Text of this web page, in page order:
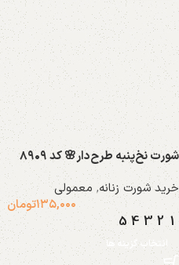
شورت نخ‌پنبه طرح‌دار🌸 کد ۸۹۰۹
خرید شورت زنانه, معمولی
۱۳۵,۰۰۰تومان
1
2
3
4
5
انتخاب گزینه ها